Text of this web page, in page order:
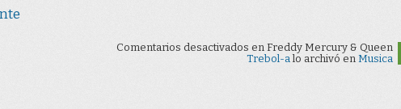
Comentarios desactivados en Freddy Mercury & Queen
Trebol-a lo archivó en Musica